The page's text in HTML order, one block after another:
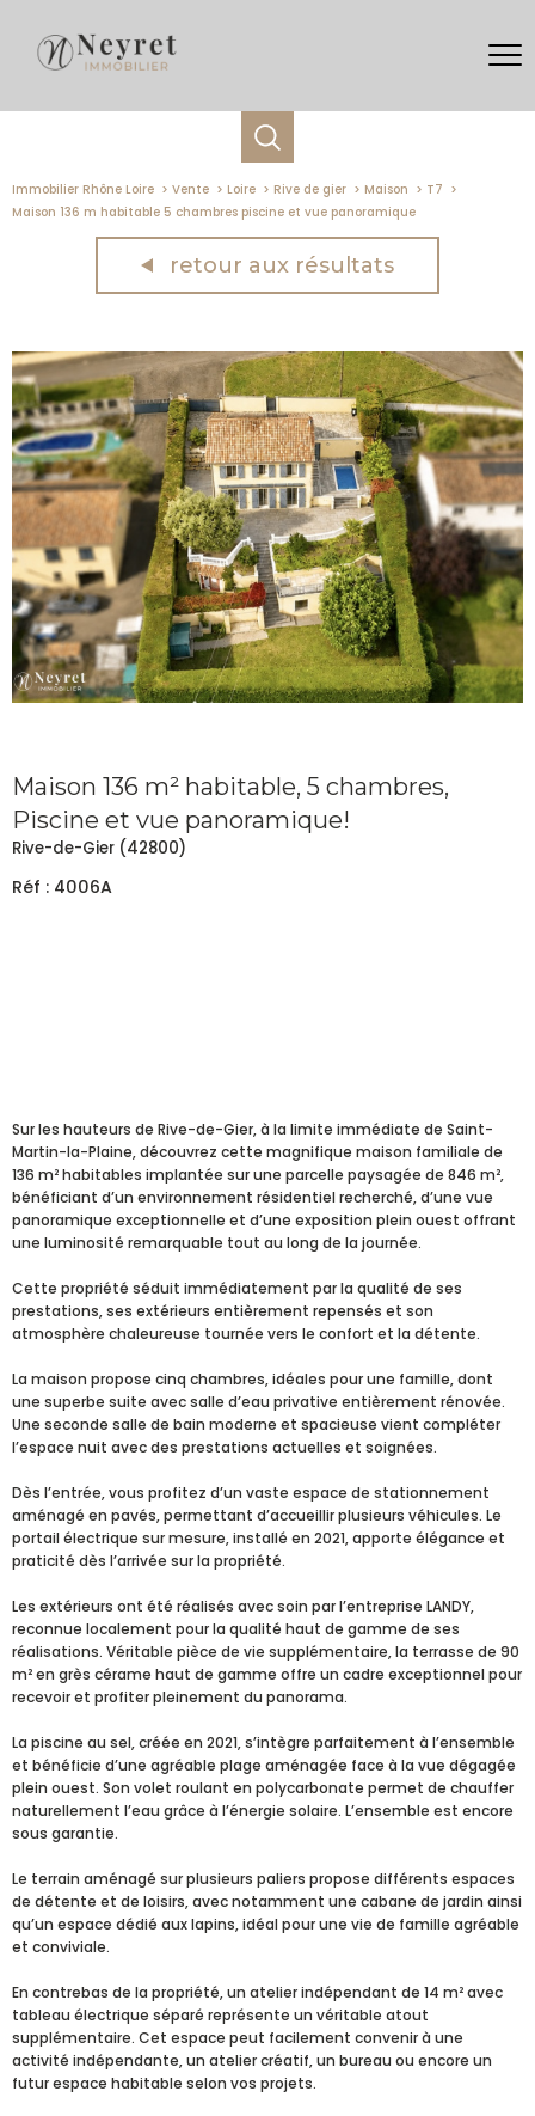
Immobilier Rhône Loire Vente Loire Rive de gier Maison
T7
Maison 136 m habitable 5 chambres piscine et vue panoramique
retour aux résultats
Maison 136 m² habitable, 5 chambres,
Piscine et vue panoramique!
Rive-de-Gier (42800)
Réf : 4006A
Sur les hauteurs de Rive-de-Gier, à la limite immédiate de Saint-
Martin-la-Plaine, découvrez cette magnifique maison familiale de
136 m² habitables implantée sur une parcelle paysagée de 846 m²,
bénéficiant d’un environnement résidentiel recherché, d’une vue
panoramique exceptionnelle et d’une exposition plein ouest offrant
une luminosité remarquable tout au long de la journée.
Cette propriété séduit immédiatement par la qualité de ses
prestations, ses extérieurs entièrement repensés et son
atmosphère chaleureuse tournée vers le confort et la détente.
La maison propose cinq chambres, idéales pour une famille, dont
une superbe suite avec salle d’eau privative entièrement rénovée.
Une seconde salle de bain moderne et spacieuse vient compléter
l’espace nuit avec des prestations actuelles et soignées.
Dès l’entrée, vous profitez d’un vaste espace de stationnement
aménagé en pavés, permettant d’accueillir plusieurs véhicules. Le
portail électrique sur mesure, installé en 2021, apporte élégance et
praticité dès l’arrivée sur la propriété.
Les extérieurs ont été réalisés avec soin par l’entreprise LANDY,
reconnue localement pour la qualité haut de gamme de ses
réalisations. Véritable pièce de vie supplémentaire, la terrasse de 90
m² en grès cérame haut de gamme offre un cadre exceptionnel pour
recevoir et profiter pleinement du panorama.
La piscine au sel, créée en 2021, s’intègre parfaitement à l’ensemble
et bénéficie d’une agréable plage aménagée face à la vue dégagée
plein ouest. Son volet roulant en polycarbonate permet de chauffer
naturellement l’eau grâce à l’énergie solaire. L’ensemble est encore
sous garantie.
Le terrain aménagé sur plusieurs paliers propose différents espaces
de détente et de loisirs, avec notamment une cabane de jardin ainsi
qu’un espace dédié aux lapins, idéal pour une vie de famille agréable
et conviviale.
En contrebas de la propriété, un atelier indépendant de 14 m² avec
tableau électrique séparé représente un véritable atout
supplémentaire. Cet espace peut facilement convenir à une
activité indépendante, un atelier créatif, un bureau ou encore un
futur espace habitable selon vos projets.